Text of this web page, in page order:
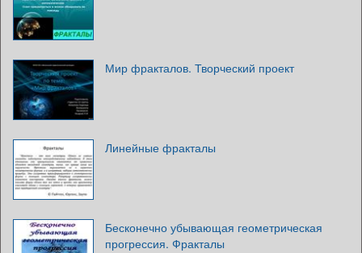
Мир фракталов. Творческий проект
Линейные фракталы
Бесконечно убывающая геометрическая
прогрессия. Фракталы